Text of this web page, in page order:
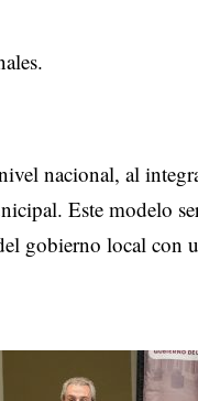
nacional, al
Este modelo
gobierno local con